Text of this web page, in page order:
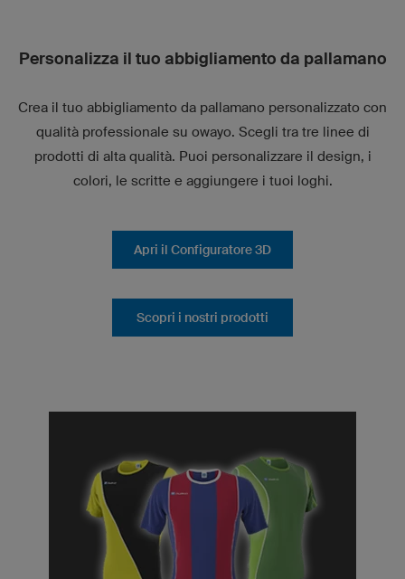
Personalizza il tuo abbigliamento da pallamano
Crea il tuo abbigliamento da pallamano personalizzato con
qualità professionale su owayo. Scegli tra tre linee di
prodotti di alta qualità. Puoi personalizzare il design, i
colori, le scritte e aggiungere i tuoi loghi.
Apri il Configuratore 3D
Scopri i nostri prodotti